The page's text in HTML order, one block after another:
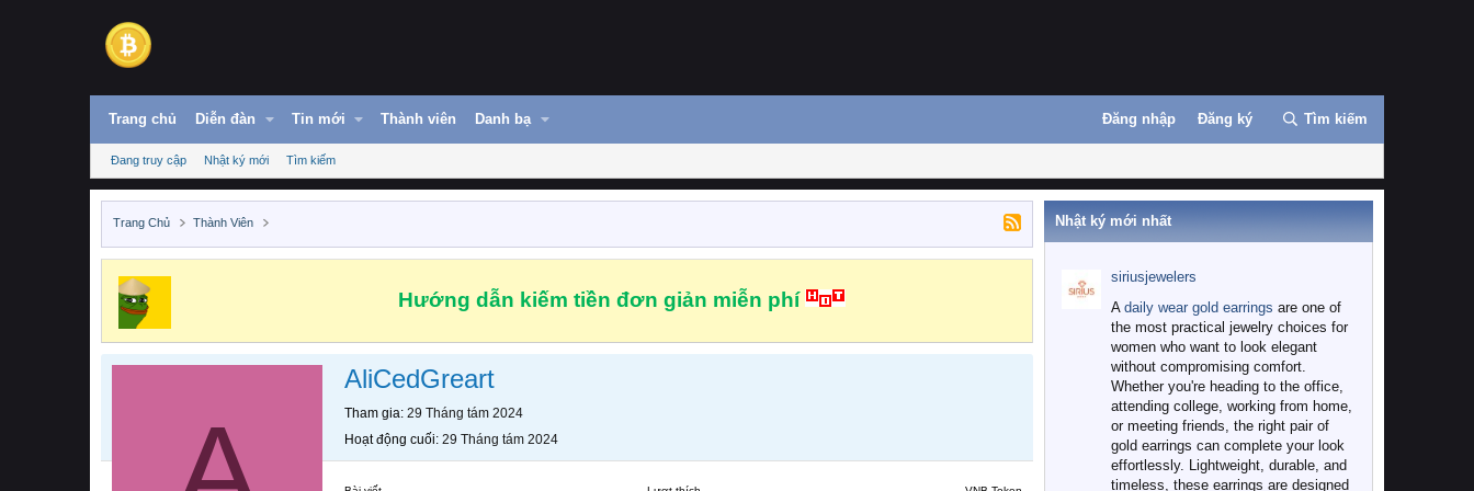
Trang chủ Diễn đàn Tin mới Thành viên Danh bạ Đăng nhập Đăng ký Tìm kiếm
Đang truy cập Nhật ký mới Tìm kiếm
Trang Chủ Thành Viên
Hướng dẫn kiếm tiền đơn giản miễn phí
AliCedGreart
Tham gia 29 Tháng tám 2024
Hoạt động cuối 29 Tháng tám 2024
Nhật ký mới nhất
siriusjewelers
A daily wear gold earrings are one of
the most practical jewelry choices for
women who want to look elegant
without compromising comfort.
Whether you're heading to the office,
attending college, working from home,
or meeting friends, the right pair of
gold earrings can complete your look
effortlessly. Lightweight, durable, and
timeless, these earrings are designed